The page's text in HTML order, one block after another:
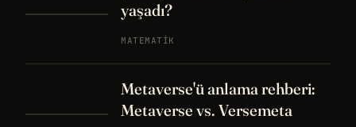
yaşadı?
MATEMATIK
Metaverse'ü anlama rehberi:
Metaverse vs. Versemeta